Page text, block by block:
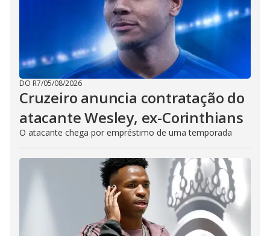
DO R7/05/08/2026
Cruzeiro anuncia contratação do
atacante Wesley, ex-Corinthians
O atacante chega por empréstimo de uma temporada